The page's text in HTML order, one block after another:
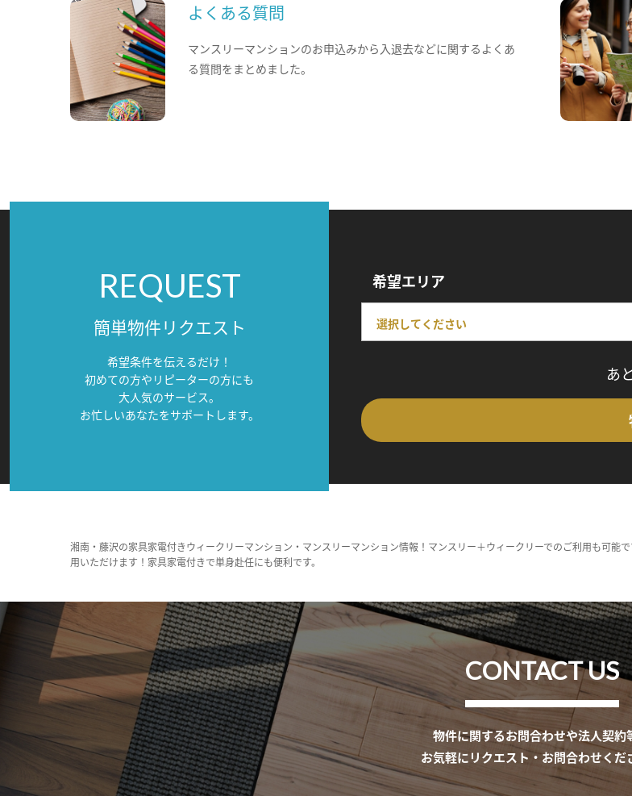
よくある質問
マンスリーマンションのお申込みから入退去などに関するよくあ
る質問をまとめました。
REQUEST
簡単物件リクエスト
希望条件を伝えるだけ！
初めての方やリピーターの方にも
大人気のサービス。
お忙しいあなたをサポートします。
希望エリア
あ
湘南・藤沢の家具家電付きウィークリーマンション・マンスリーマンション情報！マンスリー＋ウィークリーでのご利用も可能
用いただけます！家具家電付きで単身赴任にも便利です。
CONTACT US
物件に関するお問合わせや法人契約
お気軽にリクエスト・お問合わせくだ